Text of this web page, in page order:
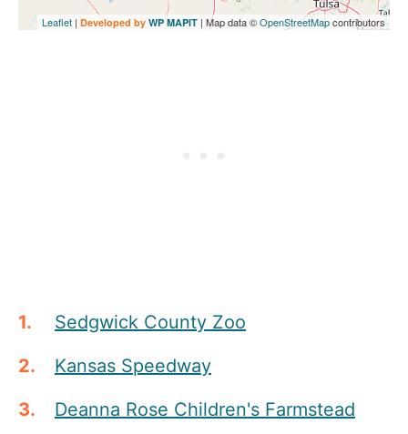
Leaflet | Developed by WP MAPIT | Map data ©OpenStreetMapcontributors
Sedgwick County Zoo
Kansas Speedway
Deanna Rose Children's Farmstead